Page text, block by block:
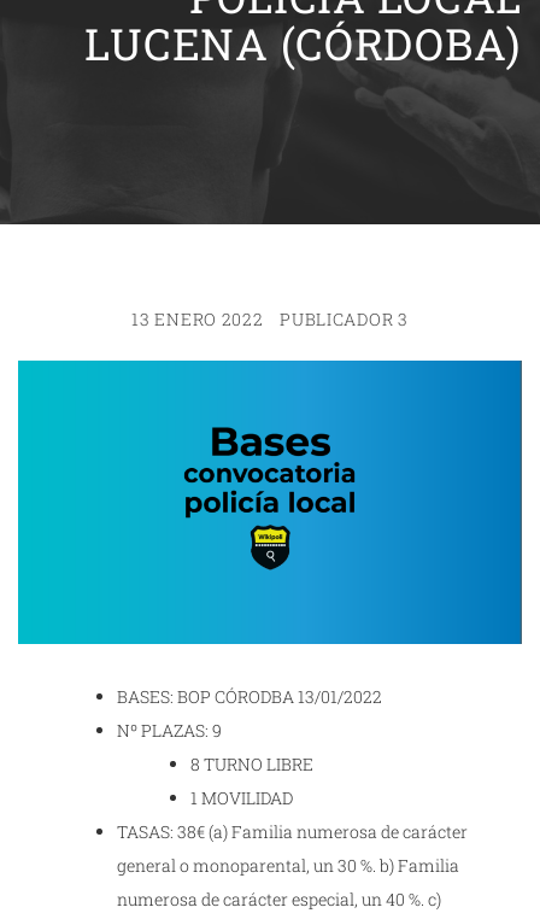
LUCENA (CÓRDOBA)
13 ENERO 2022 PUBLICADOR 3
BASES: BOP CÓRODBA 13/01/2022
Nº PLAZAS: 9
8 TURNO LIBRE
1 MOVILIDAD
TASAS: 38€ (a) Familia numerosa de carácter
general o monoparental, un 30 %. b) Familia
numerosa de carácter especial, un 40 %. c)